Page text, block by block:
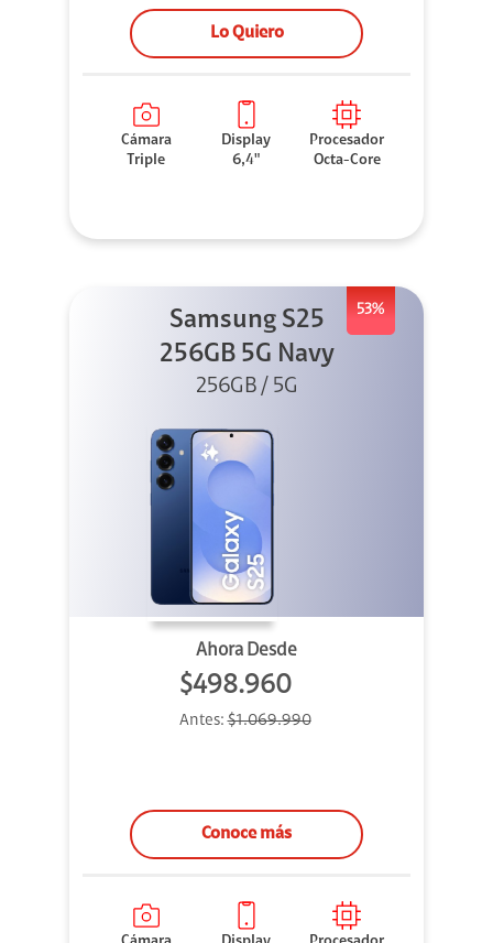
Lo Quiero
Cámara
Triple
Display
6,4"
Procesador
Octa-Core
53%
Samsung S25
256GB 5G Navy
256GB / 5G
Ahora Desde
$498.960
Antes:$1.069.990
Conoce más